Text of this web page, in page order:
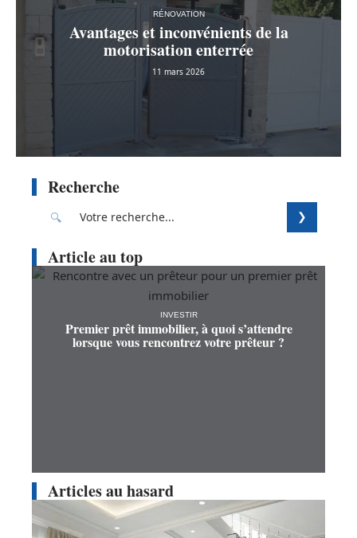
RÉNOVATION
Avantages et inconvénients de la
motorisation enterrée
11 mars 2026
Recherche
Article au top
INVESTIR
Premier prêt immobilier, à quoi s’attendre
lorsque vous rencontrez votre prêteur ?
Articles au hasard